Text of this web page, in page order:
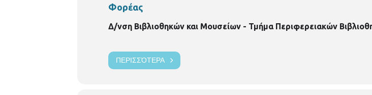
Φορέας
Δ/νση Βιβλιοθηκών και Μουσείων - Τμήμα Περιφερειακών
ΠΕΡΙΣΣΌΤΕΡΑ